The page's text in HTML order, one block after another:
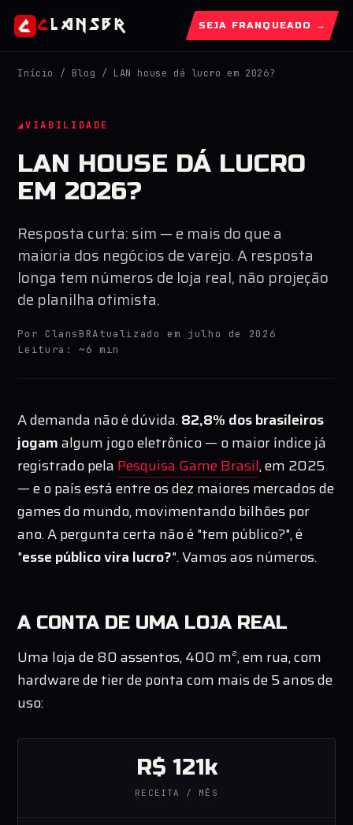
C lansBR SEJA FRANQUEADO →
Início / Blog / LAN house dá lucro em 2026?
VIABILIDADE
LAN HOUSE DÁ LUCRO
EM 2026?
Resposta curta: sim — e mais do que a
maioria dos negócios de varejo. A resposta
longa tem números de loja real, não projeção
de planilha otimista.
Por ClansBRAtualizado em julho de 2026
Leitura: ~6 min
A demanda não é dúvida.82,8% dos brasileiros
jogamalgum jogo eletrônico — o maior índice já
registrado pela Pesquisa Game Brasil, em 2025
— e o país está entre os dez maiores mercados de
games do mundo, movimentando bilhões por
ano. A pergunta certa não é "tem público?", é
"esse público vira lucro?". Vamos aos números.
A CONTA DE UMA LOJA REAL
Uma loja de 80 assentos, 400 m², em rua, com
hardware de tier de ponta com mais de 5 anos de
uso:
R$ 121k
RECEITA / MÊS